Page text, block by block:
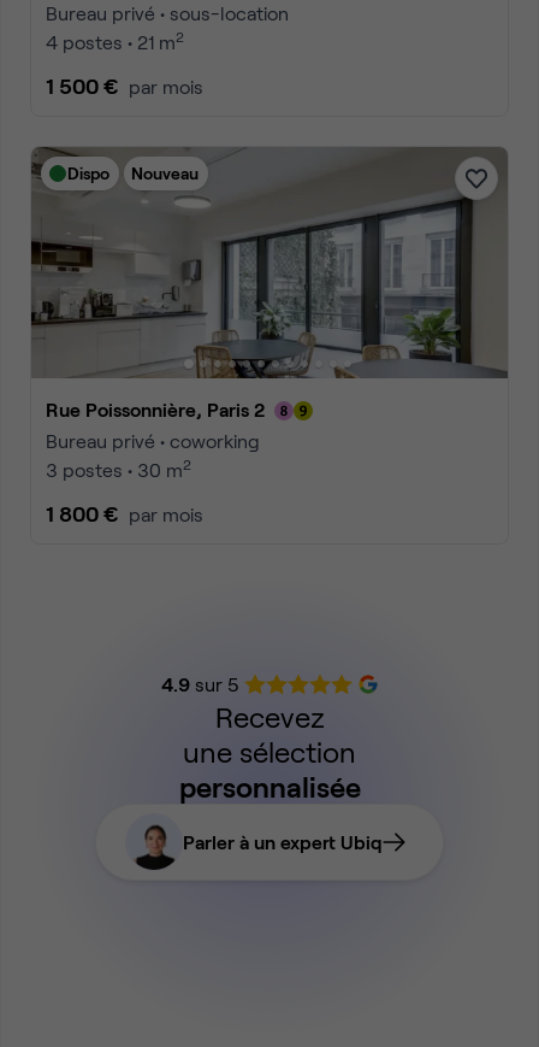
Bureau privé • sous-location
4 postes • 21 m2
1 500 € par mois
Dispo Nouveau
Rue Poissonnière, Paris 2
Bureau privé • coworking
3 postes • 30 m2
1 800 € par mois
4.9sur 5
Recevez
une sélection
personnalisée
Parler à un expert Ubiq